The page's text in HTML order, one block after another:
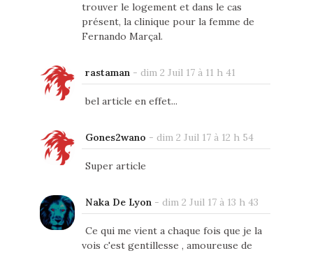
trouver le logement et dans le cas
présent, la clinique pour la femme de
Fernando Marçal.
rastaman- dim 2 Juil 17 à 11 h 41
bel article en effet...
Gones2wano - dim 2 Juil 17 à 12 h 54
Super article
Naka De Lyon- dim 2 Juil 17 à 13 h 43
Ce qui me vient a chaque fois que je la
vois c'est gentillesse , amoureuse de